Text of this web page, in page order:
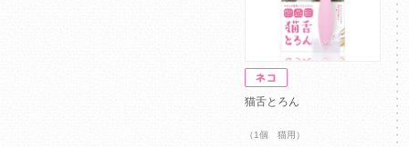
猫舌とろん
（1個 猫用）